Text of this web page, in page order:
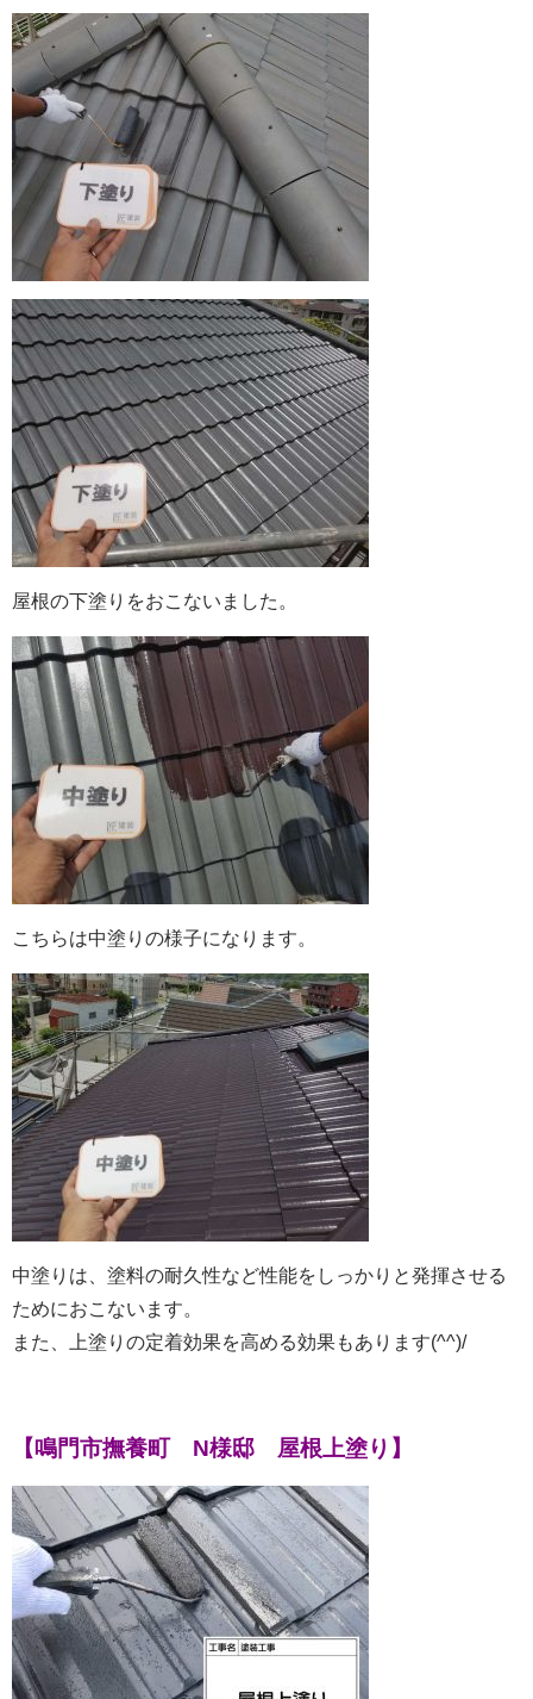
屋根の下塗りをおこないました。
こちらは中塗りの様子になります。
中塗りは、塗料の耐久性など性能をしっかりと発揮させる
ためにおこないます。
また、上塗りの定着効果を高める効果もあります(^^)/
【鳴門市撫養町 N様邸 屋根上塗り】